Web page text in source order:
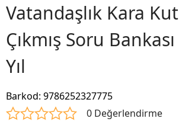
Vatandaşlık Kara
Çıkmış Soru
Yıl
Barkod: 9786252327775
0 Değerlendirme